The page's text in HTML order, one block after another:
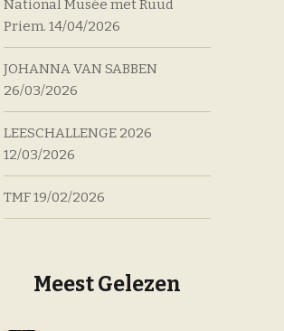
National Musée met Ruud
Priem. 14/04/2026
JOHANNA VAN SABBEN
26/03/2026
LEESCHALLENGE 2026
12/03/2026
TMF19/02/2026
Meest Gelezen